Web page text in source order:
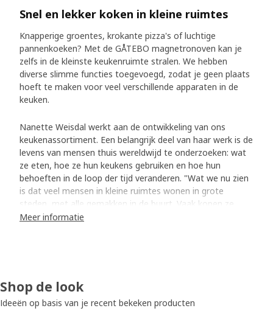
Snel en lekker koken in kleine ruimtes
Knapperige groentes, krokante pizza's of luchtige
pannenkoeken? Met de GÅTEBO magnetronoven kan je
zelfs in de kleinste keukenruimte stralen. We hebben
diverse slimme functies toegevoegd, zodat je geen plaats
hoeft te maken voor veel verschillende apparaten in de
keuken.
Nanette Weisdal werkt aan de ontwikkeling van ons
keukenassortiment. Een belangrijk deel van haar werk is de
levens van mensen thuis wereldwijd te onderzoeken: wat
ze eten, hoe ze hun keukens gebruiken en hoe hun
behoeften in de loop der tijd veranderen. "Wat we nu zien
is dat veel mensen in kleine ruimtes wonen in grote
steden, met alle gemakken in de buurt. Vaak kopen ze
afhaalmaaltijden die ze alleen maar hoeven op te warmen
Een ander inzicht is dat veel kinderen en tieners eerder
thuiskomen dan hun ouders en snel iets willen eten dat
Meer informatie
Shop de look
Ideeën op basis van je recent bekeken producten